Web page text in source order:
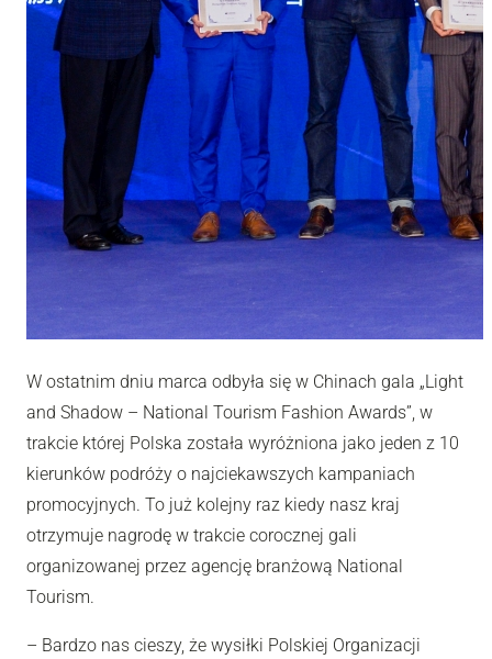
W ostatnim dniu marca odbyła się w Chinach gala „Light
and Shadow – National Tourism Fashion Awards”, w
trakcie której Polska została wyróżniona jako jeden z 10
kierunków podróży o najciekawszych kampaniach
promocyjnych. To już kolejny raz kiedy nasz kraj
otrzymuje nagrodę w trakcie corocznej gali
organizowanej przez agencję branżową National
Tourism.
– Bardzo nas cieszy, że wysiłki Polskiej Organizacji